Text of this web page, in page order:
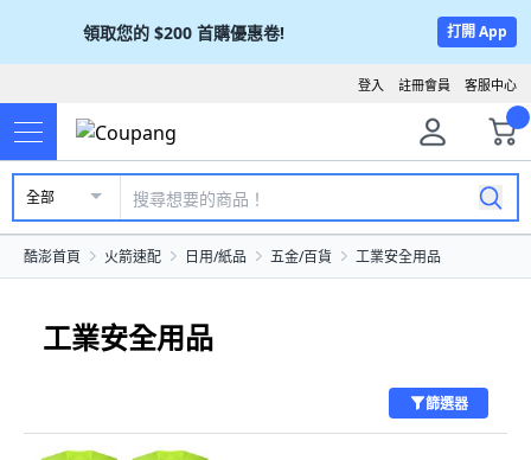
領取您的 $200 首購優惠卷! 打開 App
客服中心
註冊會員
登入
全部
酷澎首頁 火箭速配 日用/紙品 五金/百貨 工業安全用品
工業安全用品
篩選器